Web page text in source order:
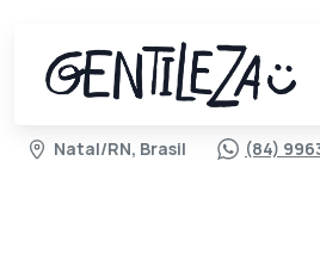
Natal/RN, Brasil (84)